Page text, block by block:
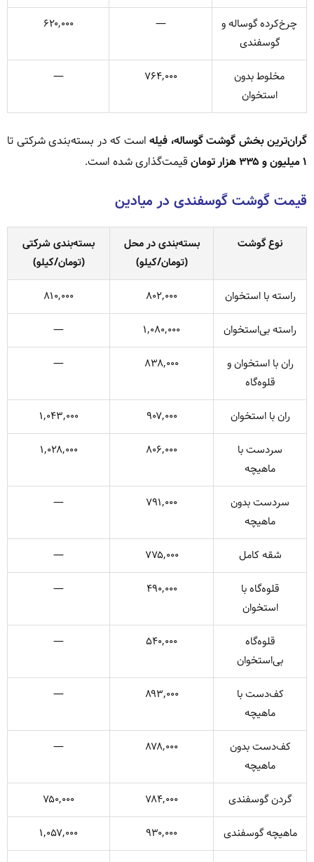
چرخ‌کرده گوساله و
گوسفندی
— ۶۲۰,۰۰۰
مخلوط بدون
استخوان
۷۶۴,۰۰۰ —
گران‌ترین بخش گوشت گوساله، فیله است که در بسته‌بندی شرکتی تا
۱ میلیون و ۳۳۵ هزار تومان
قیمت‌گذاری شده است.
قیمت گوشت گوسفندی در میادین
نوع گوشت
بسته‌بندی در محل
(تومان/کیلو)
بسته‌بندی شرکتی
(تومان/کیلو)
راسته با استخوان
۸۰۲,۰۰۰
۸۱۰,۰۰۰
راسته بی‌استخوان
۱,۰۸۰,۰۰۰
—
ران با استخوان و
قلوه‌گاه
۸۳۸,۰۰۰ —
ران با استخوان ۹۰۷,۰۰۰
۱,۰۴۳,۰۰۰
سردست با
ماهیچه
۸۰۶,۰۰۰ ۱,۰۲۸,۰۰۰
سردست بدون
ماهیچه
۷۹۱,۰۰۰ —
شقه کامل ۷۷۵,۰۰۰
—
قلوه‌گاه با
استخوان
۴۹۰,۰۰۰ —
قلوه‌گاه
بی‌استخوان
۵۴۰,۰۰۰ —
کف‌دست با
ماهیچه
۸۹۳,۰۰۰ —
کف‌دست بدون
ماهیچه
۸۷۸,۰۰۰ —
گردن گوسفندی ۷۸۴,۰۰۰
۷۵۰,۰۰۰
ماهیچه گوسفندی
۹۳۰,۰۰۰
۱,۰۵۷,۰۰۰